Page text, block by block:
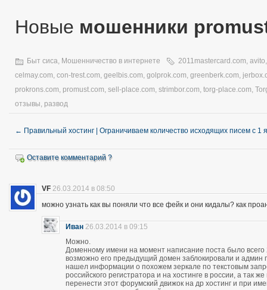
Новые мошенники
Быт сиса Мошенничество в интернете 2011mastercard.com avito
celmay.com con-trest.com geelbis.com golprok.com greenberk.com
prokrons.com promust.com sell-place.com strimbor.com torg-place.com
отзывы развод
← Правильный хостинг | Ограничиваем количество исходящих писем с 1
Оставите комментарий ?
VF 26.03.2014 в 08:50
можно узнать как вы поняли что все фейк и они кидалы? как
Иван 26.03.2014 в 09:15
Можно.
Доменному имени на момент написание поста было
возможно его предыдущий домен заблокировали и админ
нашел информации о похожем зеркале по текстовым
российского регистратора и на хостинге в россии, а
перенести этот форумский движок на др хостинг и при